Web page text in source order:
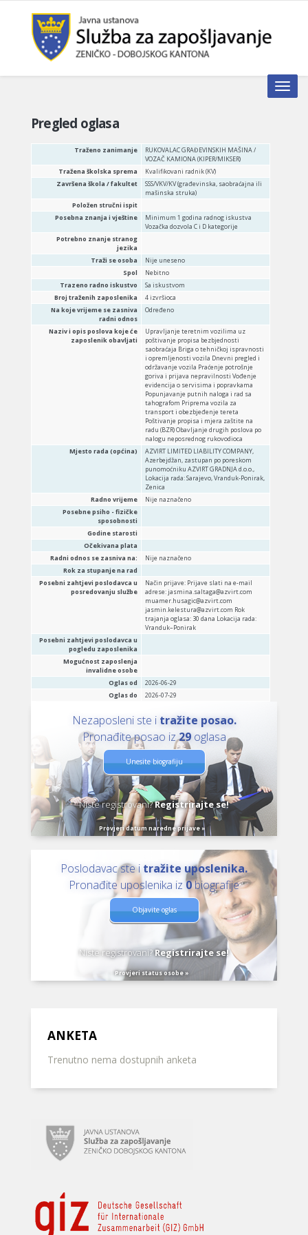
Toggle
Pregled oglasa
Traženo zanimanje
RUKOVALAC GRAĐEVINSKIH MAŠINA /
VOZAČ KAMIONA (KIPER/MIKSER)
Tražena školska sprema
Kvalifikovani radnik (KV)
Završena škola / fakultet
SSS/VKV/KV (građevinska, saobraćajna ili
mašinska struka)
Položen stručni ispit
Posebna znanja i vještine
Minimum 1 godina radnog iskustva
Vozačka dozvola C i D kategorije
Potrebno znanje stranog
jezika
Traži se osoba
Nije uneseno
Spol
Nebitno
Trazeno radno iskustvo
Sa iskustvom
Broj traženih zaposlenika
4 izvršioca
Na koje vrijeme se zasniva
radni odnos
Određeno
Naziv i opis poslova koje će
zaposlenik obavljati
Upravljanje teretnim vozilima uz
poštivanje propisa bezbjednosti
saobraćaja Briga o tehničkoj ispravnosti
i opremljenosti vozila Dnevni pregled i
održavanje vozila Praćenje potrošnje
goriva i prijava nepravilnosti Vođenje
evidencija o servisima i popravkama
Popunjavanje putnih naloga i rad sa
tahografom Priprema vozila za
transport i obezbjeđenje tereta
Poštivanje propisa i mjera zaštite na
radu (BZR) Obavljanje drugih poslova po
nalogu neposrednog rukovodioca
Mjesto rada (općina)
AZVIRT LIMITED LIABILITY COMPANY,
Azerbejdžan, zastupan po poreskom
punomoćniku AZVIRT GRADNJA d.o.o.,
Lokacija rada: Sarajevo, Vranduk-Ponirak,
Zenica
Radno vrijeme
Nije naznačeno
Posebne psiho - fizičke
sposobnosti
Godine starosti
Očekivana plata
Radni odnos se zasniva na:
Nije naznačeno
Rok za stupanje na rad
Posebni zahtjevi poslodavca u
posredovanju službe
Način prijave: Prijave slati na e-mail
adrese: jasmina.saltaga@azvirt.com
muamer.husagic@azvirt.com
jasmin.kelestura@azvirt.com Rok
trajanja oglasa: 30 dana Lokacija rada:
Vranduk–Ponirak
Posebni zahtjevi poslodavca u
pogledu zaposlenika
Mogućnost zaposlenja
invalidne osobe
Oglas od
2026-06-29
Oglas do
2026-07-29
Nezaposleni ste i tražite posao.
Pronađite posao iz29oglasa
Unesite biografiju
Niste registrovani?Registrirajte se!
Provjeri datum naredne prijave »
Poslodavac ste i tražite uposlenika.
Pronađite uposlenika iz 0biografije
Objavite oglas
Niste registrovani?Registrirajte se!
Provjeri status osobe »
ANKETA
Trenutno nema dostupnih anketa